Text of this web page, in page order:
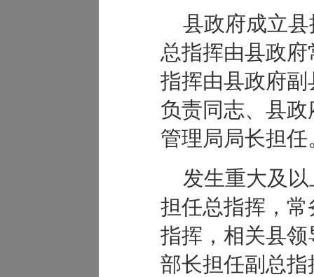
县政府成立
总指挥由县政
指挥由县政府
负责同志、县
管理局局长担任
发生重大及
担任总指挥，
指挥，相关县
部长担任副总指